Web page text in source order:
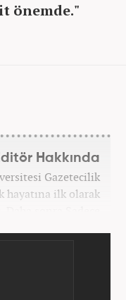
önemde."
Hakkında
Gazetecilik
hayatına ilk olarak
Daha sonra Sadece